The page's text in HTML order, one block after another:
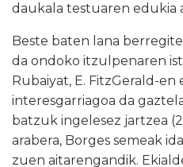
daukala testuaren edukia
Beste baten lana
da ondoko itzulpenaren
Rubaiyat, E. FitzGerald-en
interesgarriagoa da
batzuk ingelesez jartzea
arabera, Borges semeak
zuen aitarengandik.